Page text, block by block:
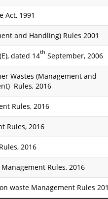
Act, 1991
and Handling) Rules 2001
dated 14th September, 2006
Wastes (Management and
Rules, 2016
Rules, 2016
Rules, 2016
2016
Rules, 2016
waste Management Rules